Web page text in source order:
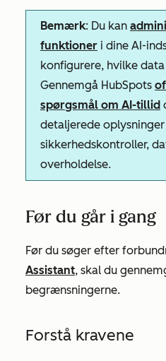
Bemærk: Du kan
funktioner i dine AI-
konfigurere, hvilke
Gennemgå HubSpots
spørgsmål om AI-tillid
detaljerede
sikkerhedskontroller,
overholdelse.
Før du går i gang
Før du søger efter
Assistant, skal du
begrænsningerne.
Forstå kravene